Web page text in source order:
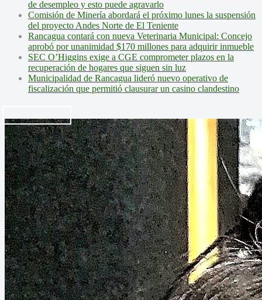
de desempleo y esto puede agravarlo
Comisión de Minería abordará el próximo lunes la suspensión
del proyecto Andes Norte de El Teniente
Rancagua contará con nueva Veterinaria Municipal: Concejo
aprobó por unanimidad $170 millones para adquirir inmueble
SEC O’Higgins exige a CGE comprometer plazos en la
recuperación de hogares que siguen sin luz
Municipalidad de Rancagua lideró nuevo operativo de
fiscalización que permitió clausurar un casino clandestino